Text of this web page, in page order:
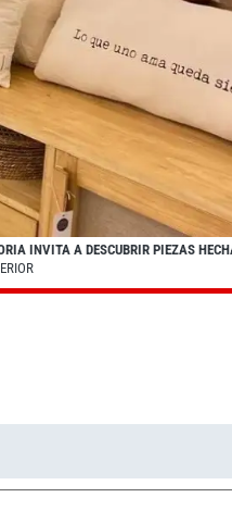
INVITA A DESCUBRIR PIEZAS